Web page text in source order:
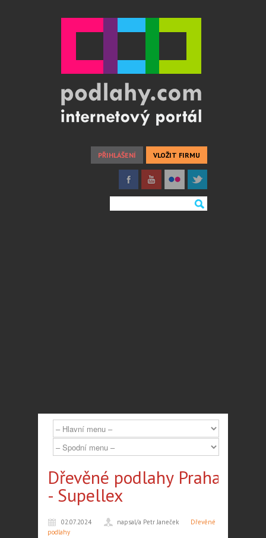
VLOŽIT FIRMU
PŘIHLÁŠENÍ
Dřevěné podlahy Praha
- Supellex
02.07.2024 napsal/a Petr Janeček
Dřevěné
podlahy